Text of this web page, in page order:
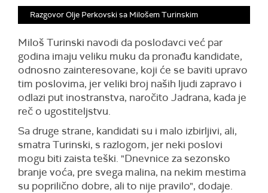
Razgovor Olje Perkovski sa Milošem Turinskim
Miloš Turinski navodi da poslodavci već par
godina imaju veliku muku da pronađu kandidate,
odnosno zainteresovane, koji će se baviti upravo
tim poslovima, jer veliki broj naših ljudi zapravo i
odlazi put inostranstva, naročito Jadrana, kada je
reč o ugostiteljstvu.
Sa druge strane, kandidati su i malo izbirljivi, ali,
smatra Turinski, s razlogom, jer neki poslovi
mogu biti zaista teški. "Dnevnice za sezonsko
branje voća, pre svega malina, na nekim mestima
su poprilično dobre, ali to nije pravilo", dodaje.